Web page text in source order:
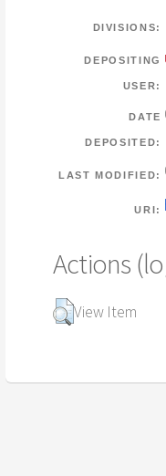
DIVISIONS:
DEPOSITING
USER:
DATE
DEPOSITED:
LAST MODIFIED:
URI:
Actions
View Item